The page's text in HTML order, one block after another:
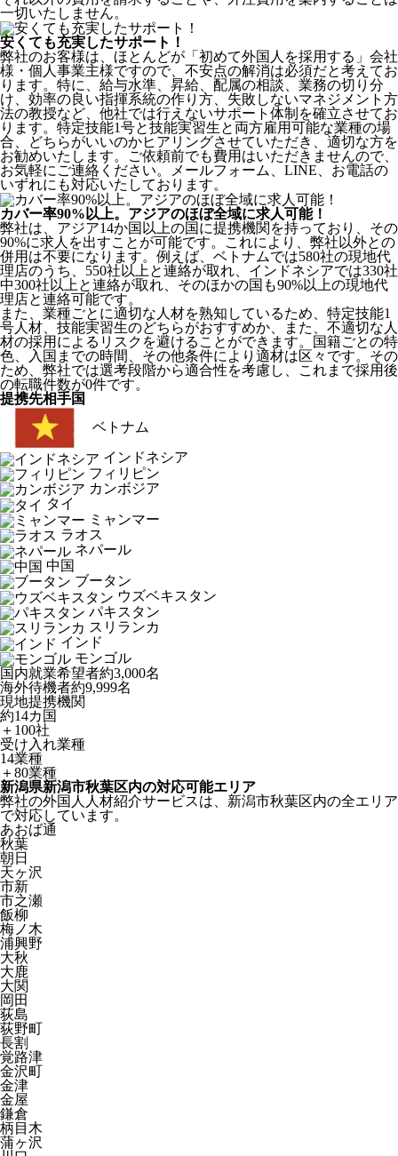
一切いたしません。
安くても充実したサポート！
弊社のお客様は、ほとんどが 「初めて外国人を採用する」 会社
様・個人事業主様ですので、不安点の解消は必須だと考えてお
ります。特に、給与水準、昇給、配属の相談、業務の切り分
け、効率の良い指揮系統の作り方、失敗しないマネジメント方
法の教授など、 他社では行えないサポート体制 を確立させてお
ります。特定技能1号と技能実習生と両方雇用可能な業種の場
合、どちらがいいのかヒアリングさせていただき、適切な方を
お勧めいたします。ご依頼前でも費用はいただきませんので、
お気軽にご連絡ください。メールフォーム、LINE、お電話の
いずれにも対応いたしております。
カバー率90%以上。アジアのほぼ全域に求人可能！
弊社は、 アジア14か国以上の国に提携機関を持っており、その
90%に求人を出すことが可能です。これにより、弊社以外との
併用は不要になります。例えば、ベトナムでは580社の現地代
理店のうち、550社以上と連絡が取れ、インドネシアでは330社
中300社以上と連絡が取れ、そのほかの国も90%以上の現地代
理店と連絡可能です。
また、業種ごとに適切な人材を熟知しているため、特定技能1
号人材、技能実習生のどちらがおすすめか、また、不適切な人
材の採用によるリスクを避けることができます。国籍ごとの特
色、入国までの時間、その他条件により適材は区々です。その
ため、弊社では選考段階から適合性を考慮し、これまで採用後
の転職件数が0件です。
提携先相手国
ベトナム
インドネシア
フィリピン
カンボジア
タイ
ミャンマー
ラオス
ネパール
中国
ブータン
ウズベキスタン
パキスタン
スリランカ
インド
モンゴル
国内就業希望者約3,000名
海外待機者約9,999名
現地提携機関
約14カ国
＋100社
受け入れ業種
14業種
＋80業種
新潟県新潟市秋葉区内の対応可能エリア
弊社の外国人人材紹介サービスは、新潟市秋葉区内の全エリア
で対応しています。
あおば通
秋葉
朝日
天ヶ沢
市新
市之瀬
飯柳
梅ノ木
浦興野
大秋
大鹿
大関
岡田
荻島
荻野町
長割
覚路津
金沢町
金津
金屋
鎌倉
柄目木
蒲ヶ沢